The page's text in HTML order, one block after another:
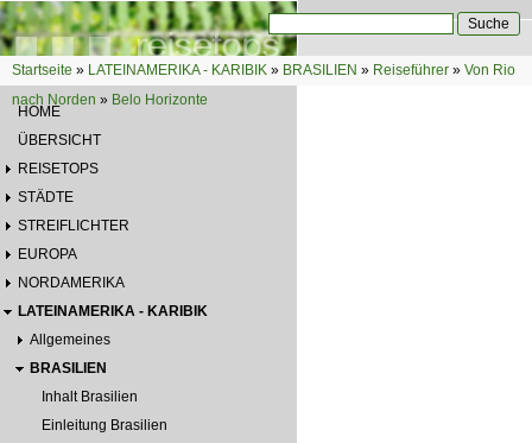
Direkt zum Inhalt
Suchformular
Sie sind hier
Startseite » LATEINAMERIKA - KARIBIK » BRASILIEN » Reiseführer » Von Rio
nach Norden » Belo Horizonte
HOME
ÜBERSICHT
REISETOPS
STÄDTE
STREIFLICHTER
EUROPA
NORDAMERIKA
LATEINAMERIKA - KARIBIK
Allgemeines
BRASILIEN
Inhalt Brasilien
Einleitung Brasilien